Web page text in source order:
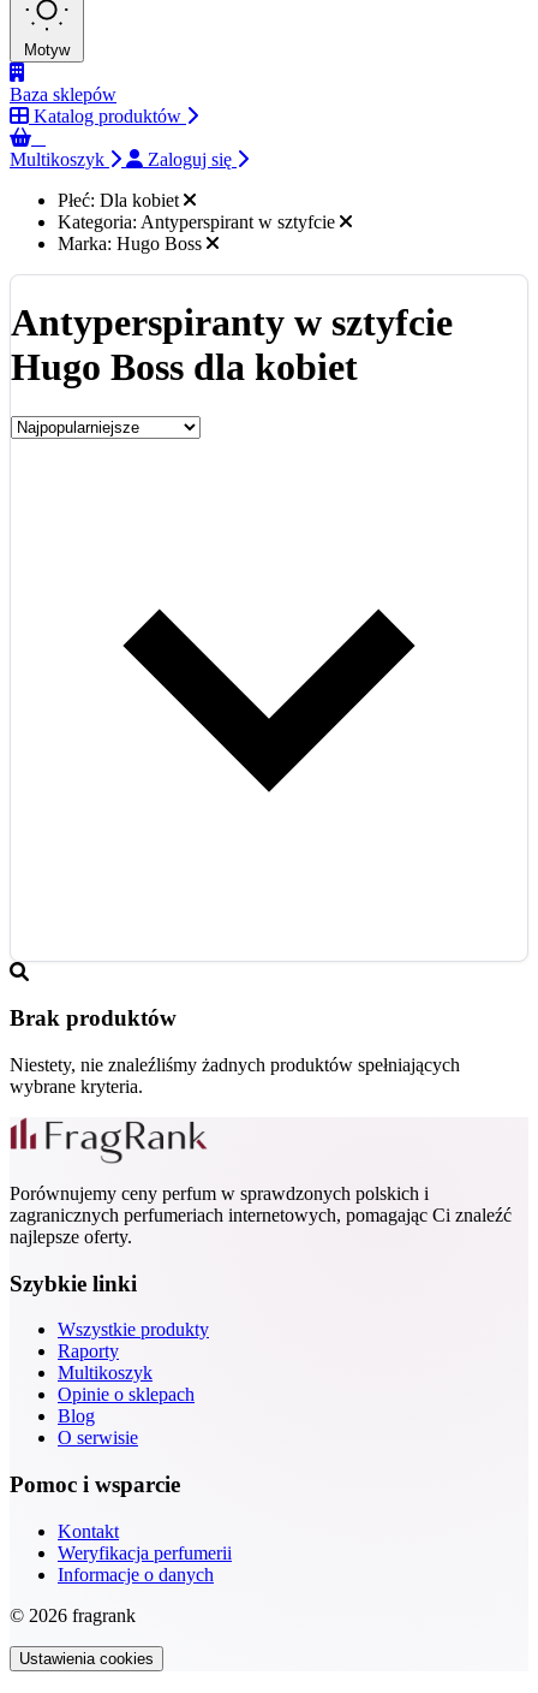
Motyw
Baza sklepów
Katalog produktów
Multikoszyk
Zaloguj się
Płeć: Dla kobiet
Kategoria: Antyperspirant w sztyfcie
Marka: Hugo Boss
Antyperspiranty w sztyfcie
Hugo Boss dla kobiet
Brak produktów
Niestety, nie znaleźliśmy żadnych produktów spełniających
wybrane kryteria.
Porównujemy ceny perfum w sprawdzonych polskich i
zagranicznych perfumeriach internetowych, pomagając Ci znaleźć
najlepsze oferty.
Szybkie linki
Wszystkie produkty
Raporty
Multikoszyk
Opinie o sklepach
Blog
O serwisie
Pomoc i wsparcie
Kontakt
Weryfikacja perfumerii
Informacje o danych
© 2026 fragrank
Ustawienia cookies